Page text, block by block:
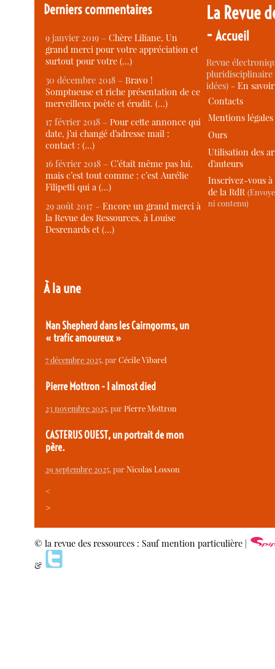
Derniers commentaires
9 janvier 2019 –Chère Liliane, Un
grand merci pour votre appréciation et
surtout pour votre (…)
30 décembre 2018 –Bravo !
Somptueuse et riche présentation de ce
merveilleux poète et érudit. (…)
17 février 2018 –Pour cette annonce qui
date, j’ai changé d’adresse mail :
contact : (…)
16 février 2018 –C’était même pas lui,
mais c’est tout comme : c’est Aurélie
Filipetti qui a (…)
29 août 2017 –Encore un grand merci à
la Revue des Ressources, à Louise
Desrenards et (…)
À la une
Nan Shepherd dans les Cairngorms, un
« trafic amoureux »
7 décembre 2025, parCécile Vibarel
Pierre Mottron - I almost died
23 novembre 2025, parPierre Mottron
CASTERUS OUEST, un portrait de mon
père.
29 septembre 2025, parNicolas Losson
<
>
La Revue
-Accueil
Revue
idées) -En
Contacts
Mentions légales
Ours
Utilisation des
d’auteurs
Inscrivez-vous
de la RdR
ni contenu)
© la revue des ressources : Sauf mention particulière |
&